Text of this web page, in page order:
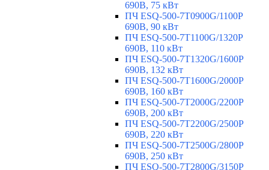
690В, 75 кВт
ПЧ ESQ-500-7T0900G/1100P
690В, 90 кВт
ПЧ ESQ-500-7T1100G/1320P
690В, 110 кВт
ПЧ ESQ-500-7T1320G/1600P
690В, 132 кВт
ПЧ ESQ-500-7T1600G/2000P
690В, 160 кВт
ПЧ ESQ-500-7T2000G/2200P
690В, 200 кВт
ПЧ ESQ-500-7T2200G/2500P
690В, 220 кВт
ПЧ ESQ-500-7T2500G/2800P
690В, 250 кВт
ПЧ ESQ-500-7T2800G/3150P